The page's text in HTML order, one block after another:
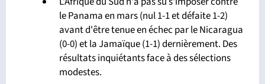
le Panama en mars (nul 1-1 et défaite 1-2)
avant d'être tenue en échec par le Nicaragua
(0-0) et la Jamaïque (1-1) dernièrement. Des
résultats inquiétants face à des sélections
modestes.